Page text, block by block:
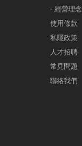
- 經營理念
使用條款
私隱政策
人才招聘
常見問題
聯絡我們